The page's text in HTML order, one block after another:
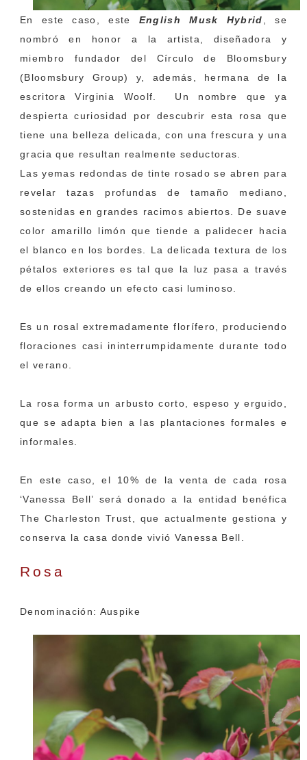
En este caso, este English Musk Hybrid
, se
nombró en honor a la artista, diseñadora y
miembro fundador del Círculo de Bloomsbury
(Bloomsbury Group) y, además, hermana de la
escritora Virginia Woolf. Un nombre que ya
despierta curiosidad por descubrir esta rosa que
tiene una belleza delicada, con una frescura y una
gracia que resultan realmente seductoras.
Las yemas redondas de tinte rosado se abren para
revelar tazas profundas de tamaño mediano,
sostenidas en grandes racimos abiertos. De suave
color amarillo limón que tiende a palidecer hacia
el blanco en los bordes. La delicada textura de los
pétalos exteriores es tal que la luz pasa a través
de ellos creando un efecto casi luminoso.
Es un rosal extremadamente florífero, produciendo
floraciones casi ininterrumpidamente durante todo
el verano.
La rosa forma un arbusto corto, espeso y erguido,
que se adapta bien a las plantaciones formales e
informales.
En este caso, el 10% de la venta de cada rosa
‘Vanessa Bell’ será donado a la entidad benéfica
The Charleston Trust, que actualmente gestiona y
conserva la casa donde vivió Vanessa Bell.
Rosa
Denominación: Auspike